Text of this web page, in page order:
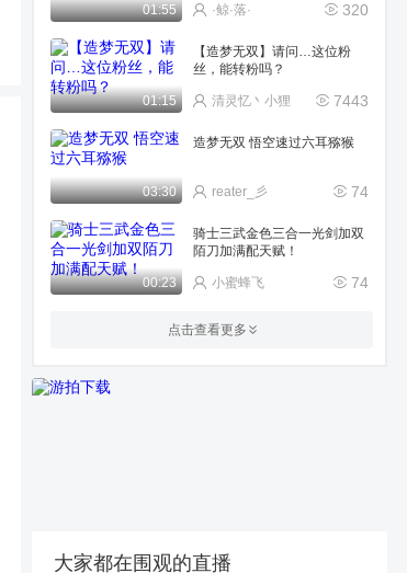
01:55 320
·鲸·落·
01:15
【造梦无双】请问…这位粉
丝，能转粉吗？
7443
清灵忆丶小狸
03:30
造梦无双 悟空速过六耳猕猴
74
reater_彡
00:23
骑士三武金色三合一光剑加双
陌刀加满配天赋！
74
小蜜蜂飞
八戒最强锥刺流加点附带视频
06:07 玩啥啥削
点击查看更多
大家都在围观的直播